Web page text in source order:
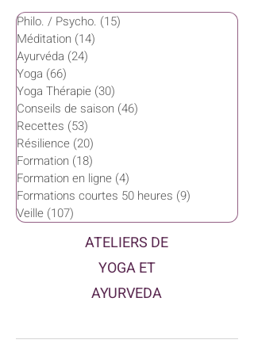
Philo. / Psycho. (15)
Méditation (14)
Ayurvéda (24)
Yoga (66)
Yoga Thérapie (30)
Conseils de saison (46)
Recettes (53)
Résilience (20)
Formation (18)
Formation en ligne (4)
Formations courtes 50 heures (9)
Veille (107)
ATELIERS DE
YOGA ET
AYURVEDA